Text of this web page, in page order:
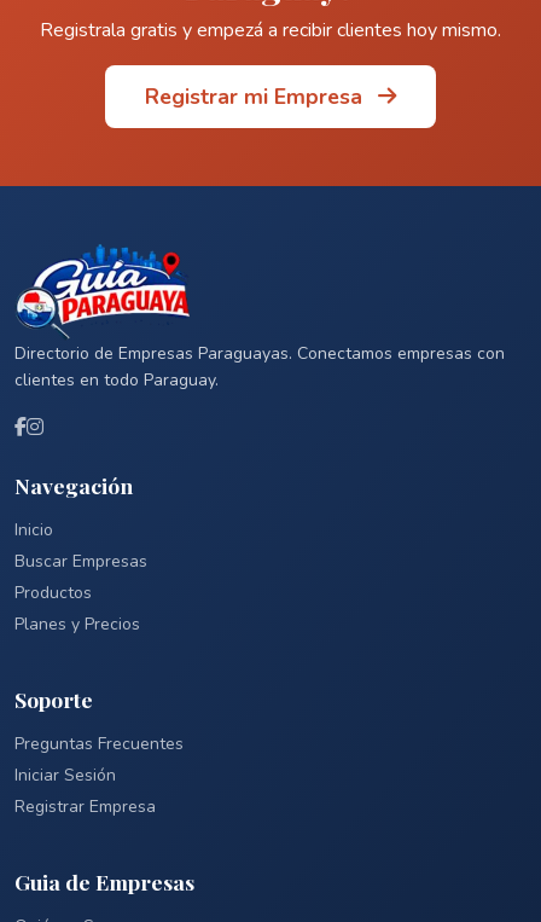
Registrala gratis y empezá a recibir clientes hoy mismo.
Registrar mi Empresa
Directorio de Empresas Paraguayas. Conectamos empresas con
clientes en todo Paraguay.
Navegación
Inicio
Buscar Empresas
Productos
Planes y Precios
Soporte
Preguntas Frecuentes
Iniciar Sesión
Registrar Empresa
Guia de Empresas